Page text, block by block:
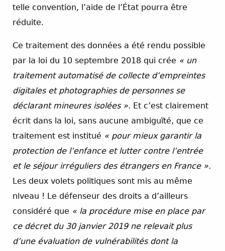
telle convention, l’aide de l’État pourra être
réduite.
Ce traitement des données a été rendu possible
par la loi du 10 septembre 2018 qui crée « un
traitement automatisé de collecte d’empreintes
digitales et photographies de personnes se
déclarant mineures isolées ». Et c’est clairement
écrit dans la loi, sans aucune ambiguïté, que ce
traitement est institué « pour mieux garantir la
protection de l’enfance et lutter contre l’entrée
et le séjour irréguliers des étrangers en France ».
Les deux volets politiques sont mis au même
niveau ! Le défenseur des droits a d’ailleurs
considéré que « la procédure mise en place par
ce décret du 30 janvier 2019 ne relevait plus
d’une évaluation de vulnérabilités dont la